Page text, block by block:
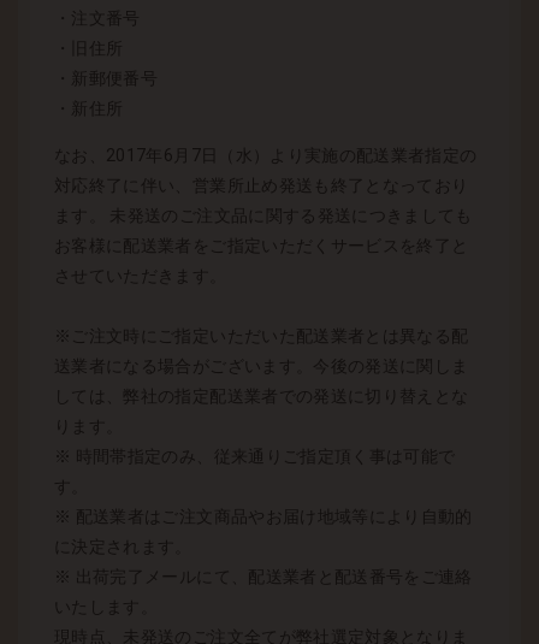
・注文番号
・旧住所
・新郵便番号
・新住所
なお、2017年6月7日（水）より実施の配送業者指定の
対応終了に伴い、営業所止め発送も終了となっており
ます。 未発送のご注文品に関する発送につきましても
お客様に配送業者をご指定いただくサービスを終了と
させていただきます。
※ご注文時にご指定いただいた配送業者とは異なる配
送業者になる場合がございます。今後の発送に関しま
しては、弊社の指定配送業者での発送に切り替えとな
ります。
※ 時間帯指定のみ、従来通りご指定頂く事は可能で
す。
※ 配送業者はご注文商品やお届け地域等により自動的
に決定されます。
※ 出荷完了メールにて、配送業者と配送番号をご連絡
いたします。
現時点、未発送のご注文全てが弊社選定対象となりま